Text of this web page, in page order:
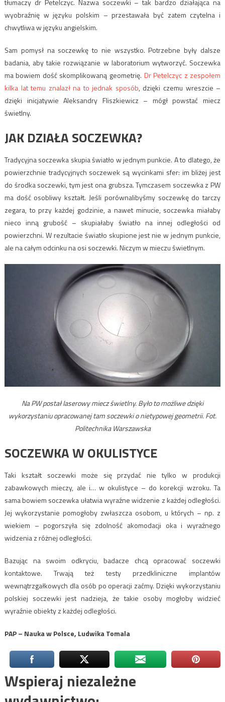
tłumaczy dr Petelczyc. Nazwa soczewki – tak bardzo działająca na
wyobraźnię w języku polskim – przestawała być zatem czytelna i
chwytliwa w języku angielskim.
Sam pomysł na soczewkę to nie wszystko. Potrzebne były dalsze
badania, aby takie rozwiązanie w laboratorium wytworzyć. Soczewka
ma bowiem dość skomplikowaną geometrię. Dr Petelczyc z zespołem
kilka lat temu znalazł na to jednak sposób, dzięki czemu wreszcie –
dzięki inicjatywie Aleksandry Fliszkiewicz – mógł powstać miecz
świetlny.
JAK DZIAŁA SOCZEWKA?
Tradycyjna soczewka skupia światło w jednym punkcie. A to dlatego, że
powierzchnie tradycyjnych soczewek są wycinkami sfer: im bliżej jest
do środka soczewki, tym jest ona grubsza. Tymczasem soczewka z PW
ma dość osobliwy kształt. Jeśli porównalibyśmy soczewkę do tarczy
zegara, to przy każdej godzinie, a nawet minucie, soczewka miałaby
nieco inną grubość – skupiałaby światło na innej odległości od
powierzchni. W rezultacie światło skupione jest nie w jednym punkcie,
ale na całym odcinku na osi soczewki. Niczym w mieczu świetlnym.
Na PW postał laserowy miecz świetlny. Było to możliwe dzięki
wykorzystaniu opracowanej tam soczewki o nietypowej geometrii. Fot.
Politechnika Warszawska
SOCZEWKA W OKULISTYCE
Taki kształt soczewki może się przydać nie tylko w produkcji
zabawkowych mieczy, ale i… w okulistyce – do korekcji wzroku. Ta
sama bowiem soczewka ułatwia wyraźne widzenie z każdej odległości.
Jej wykorzystanie pomogłoby zwłaszcza osobom, u których – np. z
wiekiem – pogorszyła się zdolność akomodacji oka i wyraźnego
widzenia z różnej odległości.
Bazując na swoim odkryciu, badacze chcą opracować soczewki
kontaktowe. Trwają też testy przedkliniczne implantów
wewnątrzgałkowych dla osób po operacji zaćmy. Dzięki wykorzystaniu
polskiej soczewki jest nadzieja, że takie osoby mogłoby widzieć
wyraźnie obiekty z każdej odległości.
PAP – Nauka w Polsce, Ludwika Tomala
Wspieraj niezależne